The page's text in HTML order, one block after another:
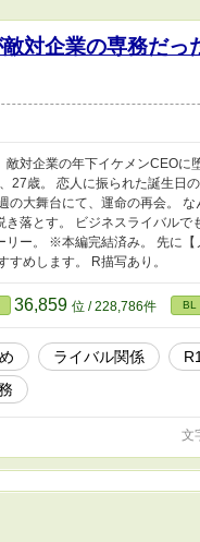
敵対企業の専務だ
対企業の年下イケメンCEOに
27歳。 恋人に振られた誕生日
大舞台にて、運命の再会。
き落とす。 ビジネスライバル
リー。 ※本編完結済み。 先に
めします。 R描写あり。
36,859 位 / 228,786件 BL
ライバル関係
文